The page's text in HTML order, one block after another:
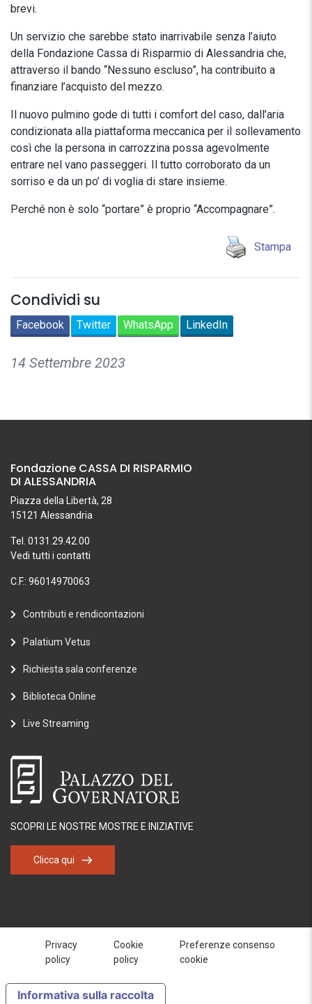
brevi.
Un servizio che sarebbe stato inarrivabile senza l’aiuto
della Fondazione Cassa di Risparmio di Alessandria che,
attraverso il bando “Nessuno escluso”, ha contribuito a
finanziare l’acquisto del mezzo.
Il nuovo pulmino gode di tutti i comfort del caso, dall’aria
condizionata alla piattaforma meccanica per il sollevamento
così che la persona in carrozzina possa agevolmente
entrare nel vano passeggeri. Il tutto corroborato da un
sorriso e da un po’ di voglia di stare insieme.
Perché non è solo “portare” è proprio “Accompagnare”.
Stampa
Condividi su
Facebook Twitter WhatsApp LinkedIn
14 Settembre 2023
Fondazione CASSA DI RISPARMIO
DI ALESSANDRIA
Piazza della Libertà, 28
15121 Alessandria
Tel. 0131.29.42.00
Vedi tutti i contatti
C.F.: 96014970063
Contributi e rendicontazioni
Palatium Vetus
Richiesta sala conferenze
Biblioteca Online
Live Streaming
SCOPRI LE NOSTRE MOSTRE E INIZIATIVE
Clicca qui
Privacy
policy
Cookie
policy
Preferenze consenso
cookie
Informativa sulla raccolta